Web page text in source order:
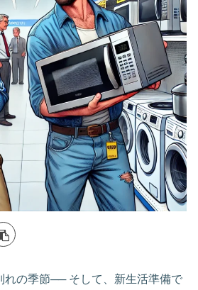
れの季節── そして、新生活準備で